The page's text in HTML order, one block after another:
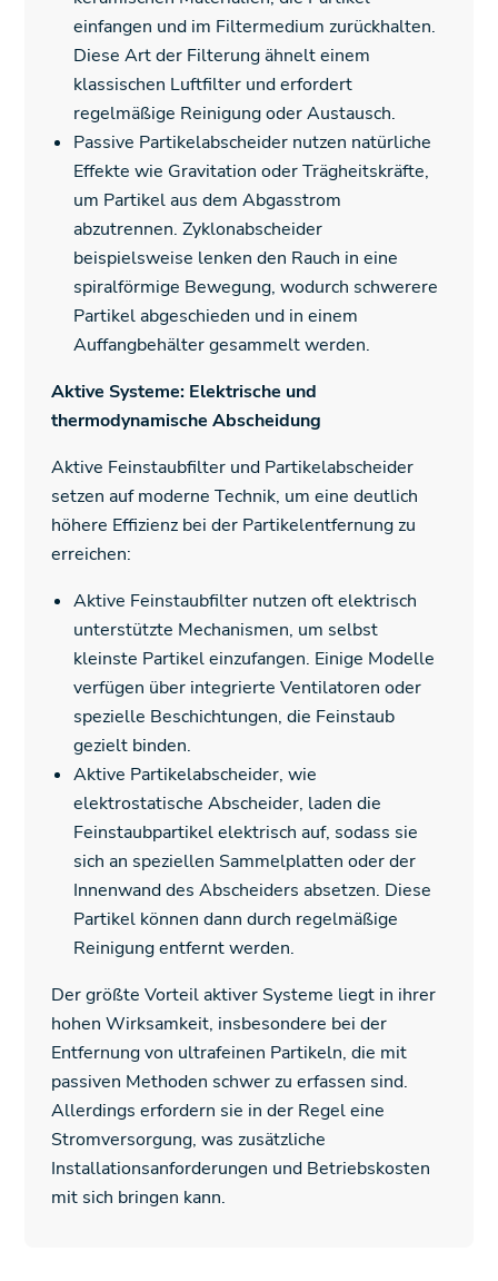
einfangen und im Filtermedium zurückhalten.
Diese Art der Filterung ähnelt einem
klassischen Luftfilter und erfordert
regelmäßige Reinigung oder Austausch.
Passive Partikelabscheider nutzen natürliche
Effekte wie Gravitation oder Trägheitskräfte,
um Partikel aus dem Abgasstrom
abzutrennen. Zyklonabscheider
beispielsweise lenken den Rauch in eine
spiralförmige Bewegung, wodurch schwerere
Partikel abgeschieden und in einem
Auffangbehälter gesammelt werden.
Aktive Systeme: Elektrische und
thermodynamische Abscheidung
Aktive Feinstaubfilter und Partikelabscheider
setzen auf moderne Technik, um eine deutlich
höhere Effizienz bei der Partikelentfernung zu
erreichen:
Aktive Feinstaubfilter nutzen oft elektrisch
unterstützte Mechanismen, um selbst
kleinste Partikel einzufangen. Einige Modelle
verfügen über integrierte Ventilatoren oder
spezielle Beschichtungen, die Feinstaub
gezielt binden.
Aktive Partikelabscheider, wie
elektrostatische Abscheider, laden die
Feinstaubpartikel elektrisch auf, sodass sie
sich an speziellen Sammelplatten oder der
Innenwand des Abscheiders absetzen. Diese
Partikel können dann durch regelmäßige
Reinigung entfernt werden.
Der größte Vorteil aktiver Systeme liegt in ihrer
hohen Wirksamkeit, insbesondere bei der
Entfernung von ultrafeinen Partikeln, die mit
passiven Methoden schwer zu erfassen sind.
Allerdings erfordern sie in der Regel eine
Stromversorgung, was zusätzliche
Installationsanforderungen und Betriebskosten
mit sich bringen kann.